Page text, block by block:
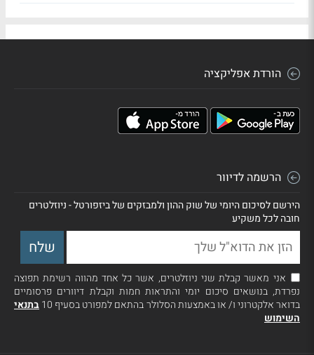
הורדת אפליקציה
הרשמה לדיוור
הירשם לסיכום היומי של שוק ההון ולמבזקים של ביזפורטל - ניוזלטרים
חובה לכל משקיע
אני מאשר קבלת שני ניוזלטרים, אשר כל אחד מהווה רשימת תפוצה
נפרדת, בנושאים סיכום יומי והתראות חמות וקבלת דיוורים פרסומיים
בדואר אלקטרוני ו/ או באמצעות הסלולר בהתאם למפורט בסעיף 10
בתנאי
השימוש